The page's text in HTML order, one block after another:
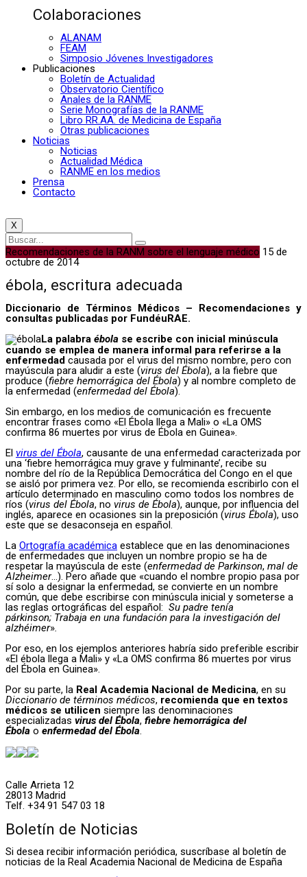
Colaboraciones
ALANAM
FEAM
Simposio Jóvenes Investigadores
Publicaciones
Boletín de Actualidad
Observatorio Científico
Anales de la RANME
Serie Monografías de la RANME
Libro RR.AA. de Medicina de España
Otras publicaciones
Noticias
Noticias
Actualidad Médica
RANME en los medios
Prensa
Contacto
X
Recomendaciones de la RANM sobre el lenguaje médico 15 de
octubre de 2014
ébola, escritura adecuada
Diccionario de Términos Médicos – Recomendaciones y
consultas publicadas por FundéuRAE.
La palabra ébola se escribe con inicial minúscula
cuando se emplea de manera informal para referirse a la
enfermedad causada por el virus del mismo nombre, pero con
mayúscula para aludir a este (virus del Ébola), a la fiebre que
produce (fiebre hemorrágica del Ébola) y al nombre completo de
la enfermedad (enfermedad del Ébola).
Sin embargo, en los medios de comunicación es frecuente
encontrar frases como «El Ébola llega a Mali» o «La OMS
confirma 86 muertes por virus de Ébola en Guinea».
El virus del Ébola, causante de una enfermedad caracterizada por
una ‘fiebre hemorrágica muy grave y fulminante’, recibe su
nombre del río de la República Democrática del Congo en el que
se aisló por primera vez. Por ello, se recomienda escribirlo con el
artículo determinado en masculino como todos los nombres de
ríos (virus del Ébola, no virus de Ébola), aunque, por influencia del
inglés, aparece en ocasiones sin la preposición (virus Ébola), uso
este que se desaconseja en español.
La Ortografía académica establece que en las denominaciones
de enfermedades que incluyen un nombre propio se ha de
respetar la mayúscula de este (enfermedad de Parkinson, mal de
Alzheimer…). Pero añade que «cuando el nombre propio pasa por
sí solo a designar la enfermedad, se convierte en un nombre
común, que debe escribirse con minúscula inicial y someterse a
las reglas ortográficas del español: Su padre tenía
párkinson; Trabaja en una fundación para la investigación del
alzhéimer».
Por eso, en los ejemplos anteriores habría sido preferible escribir
«El ébola llega a Mali» y «La OMS confirma 86 muertes por virus
del Ébola en Guinea».
Por su parte, la Real Academia Nacional de Medicina, en su
Diccionario de términos médicos, recomienda que en textos
médicos se utilicen siempre las denominaciones
especializadas virus del Ébola, fiebre hemorrágica del
Ébola o enfermedad del Ébola.
Calle Arrieta 12
28013 Madrid
Telf. +34 91 547 03 18
Boletín de Noticias
Si desea recibir información periódica, suscríbase al boletín de
noticias de la Real Academia Nacional de Medicina de España